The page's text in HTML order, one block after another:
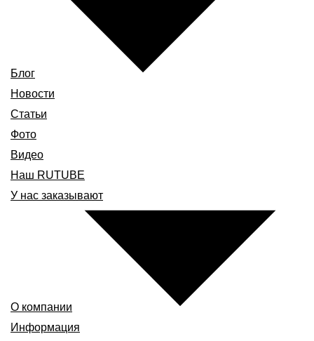
Блог
Новости
Статьи
Фото
Видео
Наш RUTUBE
У нас заказывают
О компании
Информация